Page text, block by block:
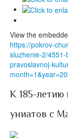
View the
https://pokrov-
sluzhenie-2/
pravoslavnoj-
К 185-летию
униатов с